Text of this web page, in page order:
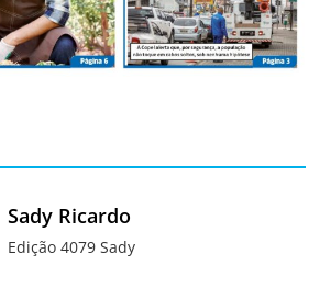
Sady Ricardo
Edição 4079 Sady